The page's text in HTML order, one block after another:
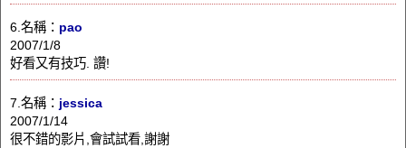
6.名稱： pao
2007/1/8
好看又有技巧. 讚!
7.名稱： jessica
2007/1/14
很不錯的影片,會試試看,謝謝